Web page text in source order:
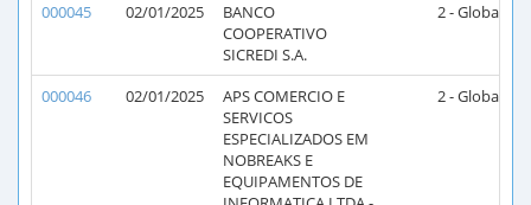
000045 02/01/2025
BANCO
COOPERATIVO
SICREDI S.A.
2 - Global
000046 02/01/2025
APS COMERCIO E
SERVICOS
ESPECIALIZADOS EM
NOBREAKS E
EQUIPAMENTOS DE
2 - Global